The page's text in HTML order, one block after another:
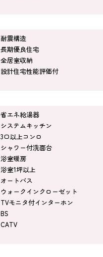
耐震構造
長期優良住宅
全居室収納
設計住宅性能評価付
省エネ給湯器
システムキッチン
3口以上コンロ
シャワー付洗面台
浴室暖房
浴室1坪以上
オートバス
ウォークインクローゼット
TVモニタ付インターホン
BS
CATV